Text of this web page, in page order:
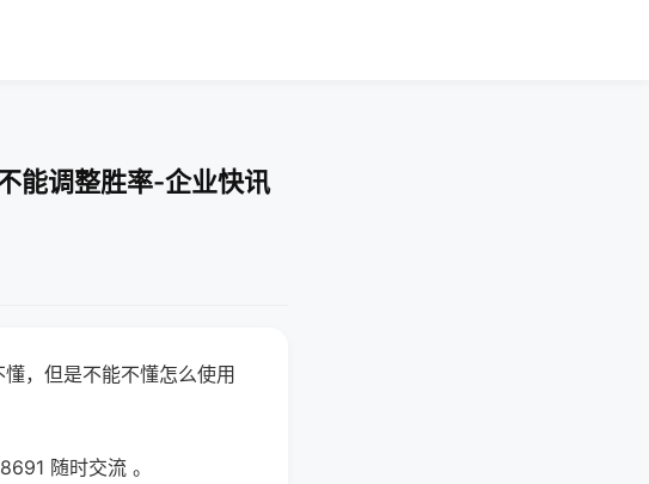
能调整胜率-企业快讯
，但是不能不懂怎么使用
随时交流 。